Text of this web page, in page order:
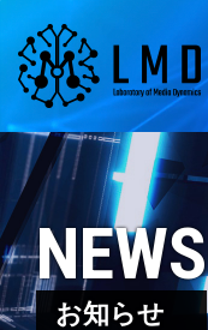
NEWS
お知らせ